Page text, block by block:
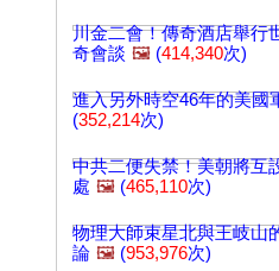
川金二會！傳奇酒店舉行
奇會談 🖼️ (414,340次)
進入另外時空46年的美國
(352,214次)
中共二便失禁！美朝將互
處 🖼️ (465,110次)
物理大師束星北與王岐山
論 🖼️ (953,976次)